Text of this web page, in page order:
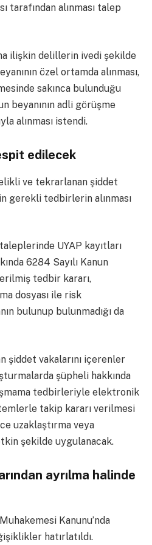
tarafından alınması talep
ilişkin delillerin ivedi şekilde
özel ortamda alınması,
sakınca bulunduğu
beyanının adli görüşme
alınması istendi.
edilecek
ve tekrarlanan şiddet
gerekli tedbirlerin alınması
UYAP kayıtları
6284 Sayılı Kanun
tedbir kararı,
dosyası ile risk
bulunup bulunmadığı da
şiddet vakalarını içerenler
şüpheli hakkında
tedbirleriyle elektronik
takip kararı verilmesi
uzaklaştırma veya
şekilde uygulanacak.
ayrılma halinde
Kanunu’nda
hatırlatıldı.